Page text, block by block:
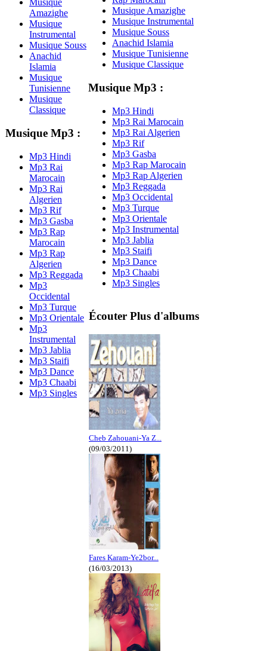
Musique
Amazighe
Musique
Instrumental
Musique Souss
Anachid
Islamia
Musique
Tunisienne
Musique
Classique
Musique Mp3 :
Mp3 Hindi
Mp3 Rai
Marocain
Mp3 Rai
Algerien
Mp3 Rif
Mp3 Gasba
Mp3 Rap
Marocain
Mp3 Rap
Algerien
Mp3 Reggada
Mp3
Occidental
Mp3 Turque
Mp3 Orientale
Mp3
Instrumental
Mp3 Jablia
Mp3 Staifi
Mp3 Dance
Mp3 Chaabi
Mp3 Singles
Musique Amazighe
Musique Instrumental
Musique Souss
Anachid Islamia
Musique Tunisienne
Musique Classique
Musique Mp3 :
Mp3 Hindi
Mp3 Rai Marocain
Mp3 Rai Algerien
Mp3 Rif
Mp3 Gasba
Mp3 Rap Marocain
Mp3 Rap Algerien
Mp3 Reggada
Mp3 Occidental
Mp3 Turque
Mp3 Orientale
Mp3 Instrumental
Mp3 Jablia
Mp3 Staifi
Mp3 Dance
Mp3 Chaabi
Mp3 Singles
Écouter Plus d'albums
Cheb Zahouani-Ya Z...
(09/03/2011)
Fares Karam-Ye2bor...
(16/03/2013)